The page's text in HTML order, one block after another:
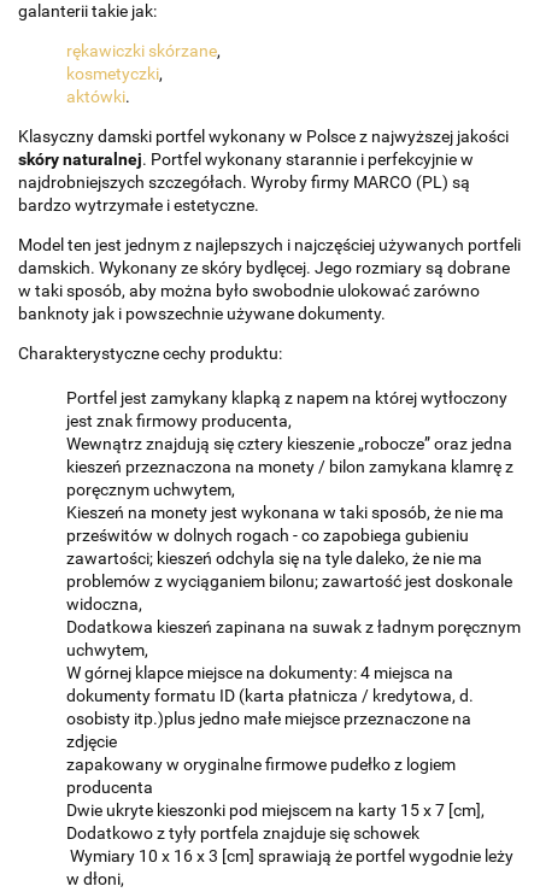
galanterii takie jak:
rękawiczki skórzane,
kosmetyczki,
aktówki.
Klasyczny damski portfel wykonany w Polsce z najwyższej jakości
skóry naturalnej. Portfel wykonany starannie i perfekcyjnie w
najdrobniejszych szczegółach. Wyroby firmy MARCO (PL) są
bardzo wytrzymałe i estetyczne.
Model ten jest jednym z najlepszych i najczęściej używanych portfeli
damskich. Wykonany ze skóry bydlęcej. Jego rozmiary są dobrane
w taki sposób, aby można było swobodnie ulokować zarówno
banknoty jak i powszechnie używane dokumenty.
Charakterystyczne cechy produktu:
Portfel jest zamykany klapką z napem na której wytłoczony
jest znak firmowy producenta,
Wewnątrz znajdują się cztery kieszenie „robocze” oraz jedna
kieszeń przeznaczona na monety / bilon zamykana klamrę z
poręcznym uchwytem,
Kieszeń na monety jest wykonana w taki sposób, że nie ma
prześwitów w dolnych rogach - co zapobiega gubieniu
zawartości; kieszeń odchyla się na tyle daleko, że nie ma
problemów z wyciąganiem bilonu; zawartość jest doskonale
widoczna,
Dodatkowa kieszeń zapinana na suwak z ładnym poręcznym
uchwytem,
W górnej klapce miejsce na dokumenty: 4 miejsca na
dokumenty formatu ID (karta płatnicza / kredytowa, d.
osobisty itp.)plus jedno małe miejsce przeznaczone na
zdjęcie
zapakowany w oryginalne firmowe pudełko z logiem
producenta
Dwie ukryte kieszonki pod miejscem na karty 15 x 7 [cm],
Dodatkowo z tyły portfela znajduje się schowek
Wymiary 10 x 16 x 3 [cm] sprawiają że portfel wygodnie leży
w dłoni,